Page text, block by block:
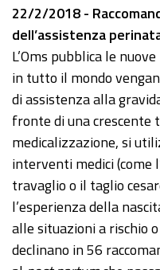
22/2/2018 -
dell’assistenza
L’Oms pubblica le
in tutto il mondo
di assistenza alla
fronte di una crescente
medicalizzazione, si
interventi medici (come
travaglio o il taglio
l’esperienza della
alle situazioni a rischio
declinano in 56